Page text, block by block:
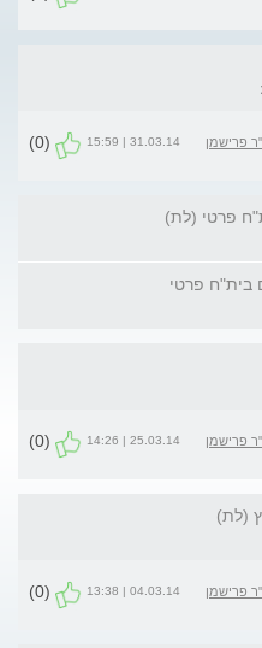
פרישמן
31.03.14 | 15:59
(0)
פרטי (לת)
פרישמן
25.03.14 | 14:26
(0)
(לת)
פרישמן
04.03.14 | 13:38
(0)